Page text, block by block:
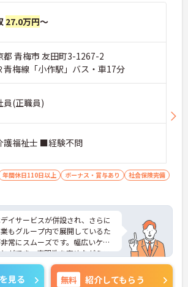
います。
27.0万円～
都 青梅市 友田町3-1267-2
青梅線「小作駅」バス・車17分
員(正職員)
福祉士 ■経験不問
年間休日110日以上 ボーナス・賞与あり
社会保険完備
イサービスが併設され、さらに
もグループ内で展開しているた
常にスムーズです。幅広いケア
ができ、専門性を高めながらス
壌があります。
価・面談で昇給や昇進のチャ
見る 無料 紹介してもらう